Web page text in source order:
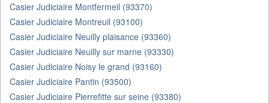
Casier Judiciaire Montfermeil (93370)
Casier Judiciaire Montreuil (93100)
Casier Judiciaire Neuilly plaisance (93360)
Casier Judiciaire Neuilly sur marne (93330)
Casier Judiciaire Noisy le grand (93160)
Casier Judiciaire Pantin (93500)
Casier Judiciaire Pierrefitte sur seine (93380)